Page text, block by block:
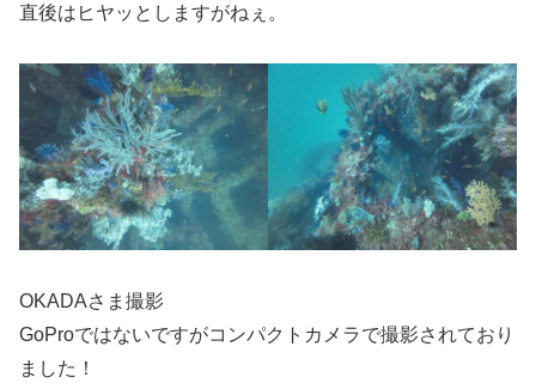
直後はヒヤッとしますがねぇ。
OKADAさま撮影
GoProではないですがコンパクトカメラで撮影されており
ました！